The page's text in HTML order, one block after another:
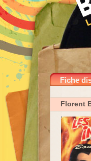
Fiche
Florent